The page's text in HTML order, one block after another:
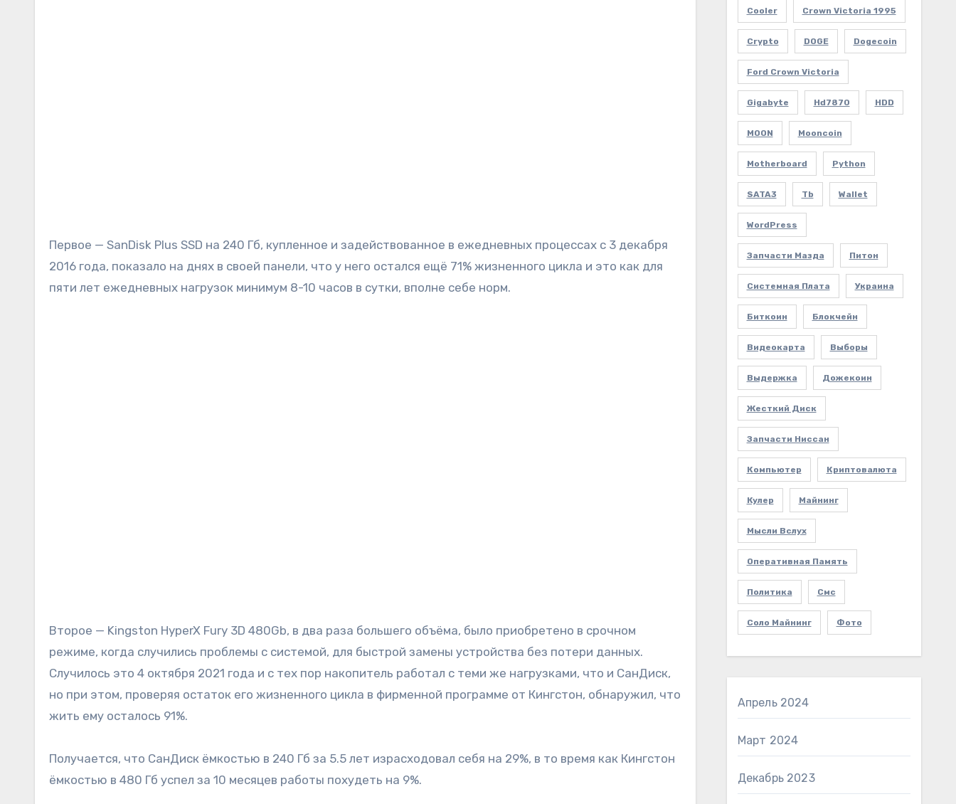
Первое — SanDisk Plus SSD на 240 Гб, купленное и задействованное в ежедневных процессах с 3 декабря
2016 года, показало на днях в своей панели, что у него остался ещё 71% жизненного цикла и это как для
пяти лет ежедневных нагрузок минимум 8-10 часов в сутки, вполне себе норм.
Второе — Kingston HyperX Fury 3D 480Gb, в два раза большего объёма, было приобретено в срочном
режиме, когда случились проблемы с системой, для быстрой замены устройства без потери данных.
Случилось это 4 октября 2021 года и с тех пор накопитель работал с теми же нагрузками, что и СанДиск,
но при этом, проверяя остаток его жизненного цикла в фирменной программе от Кингстон, обнаружил, что
жить ему осталось 91%.
Получается, что СанДиск ёмкостью в 240 Гб за 5.5 лет израсходовал себя на 29%, в то время как Кингстон
ёмкостью в 480 Гб успел за 10 месяцев работы похудеть на 9%.
Cooler Crown Victoria 1995
Crypto DOGE Dogecoin
Ford Crown Victoria
Gigabyte Hd7870 HDD
MOON Mooncoin
Motherboard Python
SATA3 Tb Wallet
WordPress
Запчасти Мазда Питон
Системная Плата Украина
Биткоин Блокчейн
Видеокарта Выборы
Выдержка Дожекоин
Жесткий Диск
Запчасти Ниссан
Компьютер Криптовалюта
Кулер Майнинг
Мысли Вслух
Оперативная Память
Политика Смс
Соло Майнинг Фото
Апрель 2024
Март 2024
Декабрь 2023